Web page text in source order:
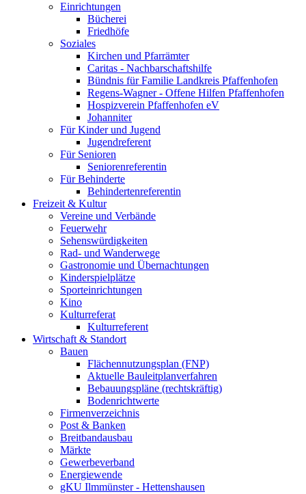
Einrichtungen
Bücherei
Friedhöfe
Soziales
Kirchen und Pfarrämter
Caritas - Nachbarschaftshilfe
Bündnis für Familie Landkreis Pfaffenhofen
Regens-Wagner - Offene Hilfen Pfaffenhofen
Hospizverein Pfaffenhofen eV
Johanniter
Für Kinder und Jugend
Jugendreferent
Für Senioren
Seniorenreferentin
Für Behinderte
Behindertenreferentin
Freizeit & Kultur
Vereine und Verbände
Feuerwehr
Sehenswürdigkeiten
Rad- und Wanderwege
Gastronomie und Übernachtungen
Kinderspielplätze
Sporteinrichtungen
Kino
Kulturreferat
Kulturreferent
Wirtschaft & Standort
Bauen
Flächennutzungsplan (FNP)
Aktuelle Bauleitplanverfahren
Bebauungspläne (rechtskräftig)
Bodenrichtwerte
Firmenverzeichnis
Post & Banken
Breitbandausbau
Märkte
Gewerbeverband
Energiewende
gKU Ilmmünster - Hettenshausen